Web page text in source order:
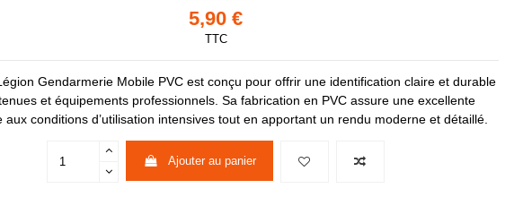
5,90 €
TTC
Gendarmerie Mobile PVC est conçu pour offrir une identification claire et durable
et équipements professionnels. Sa fabrication en PVC assure une excellente
aux conditions d’utilisation intensives tout en apportant un rendu moderne et détaillé.
Ajouter au panier